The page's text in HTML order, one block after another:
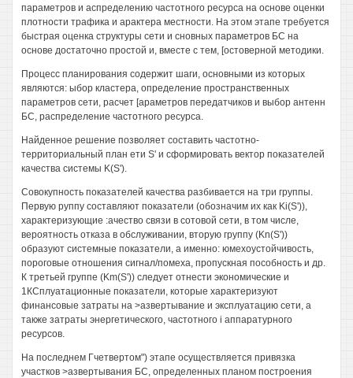
параметров и аспределению частотного ресурса на основе оценки
плотности трафика и арактера местности. На этом этапе требуется
быстрая оценка структуры сети и сновных параметров БС на
основе достаточно простой и, вместе с тем, [остоверной методики.
Процесс планирования содержит шаги, основными из которых
являются: ыбор кластера, определение пространственных
параметров сети, расчет [араметров передатчиков и выбор антенн
БС, распределение частотного ресурса.
Найденное решение позволяет составить частотно-
территориальный план ети S' и сформировать вектор показателей
качества системы K(S').
Совокупность показателей качества разбивается на три группы.
Первую руппу составляют показатели (обозначим их как Ki(S')),
характеризующие :ачество связи в сотовой сети, в том числе,
вероятность отказа в обслуживании, вторую группу (Kn(S'))
образуют системные показатели, а именно: юмехоустойчивость,
пороговые отношения сигнал/помеха, пропускная пособность и др.
К третьей группе (Km(S')) следует отнести экономические и
1КСплуатационные показатели, которые характеризуют
финансовые затраты на >азвертывание и эксплуатацию сети, а
также затраты энергетического, частотного i аппаратурного
ресурсов.
На последнем Гчетвертом") этапе осуществляется привязка
участков >азвертывания БС, определенных планом построения